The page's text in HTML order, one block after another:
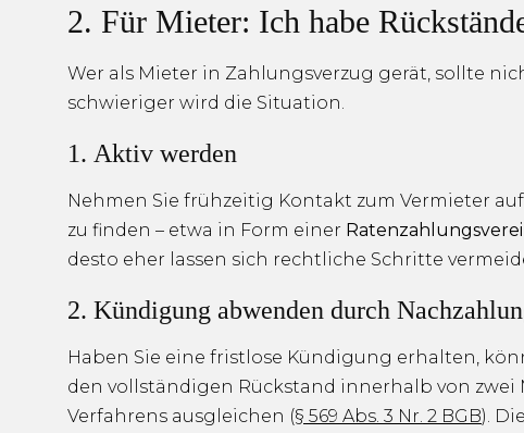
2. Für Mieter: Ich habe
Wer als Mieter in Zahlungsverzug gerät, sollte
schwieriger wird die Situation.
1. Aktiv werden
Nehmen Sie frühzeitig Kontakt zum Vermieter
zu finden – etwa in Form einer
desto eher lassen sich rechtliche Schritte
2. Kündigung abwenden durch
Haben Sie eine fristlose Kündigung erhalten,
den vollständigen Rückstand innerhalb von
Verfahrens ausgleichen (§ 569 Abs. 3 Nr. 2 BGB).